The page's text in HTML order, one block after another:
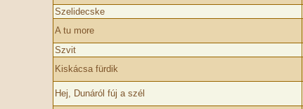
Szelidecske
A tu more
Szvit
Kiskácsa fürdik
Hej, Dunáról fúj a szél